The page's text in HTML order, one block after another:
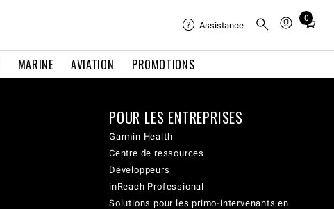
MARINE AVIATION PROMOTIONS
Assistance
0
Total
in
POUR LES ENTREPRISES
Garmin Health
Centre de ressources
Développeurs
inReach Professional
Solutions pour les primo-intervenants en